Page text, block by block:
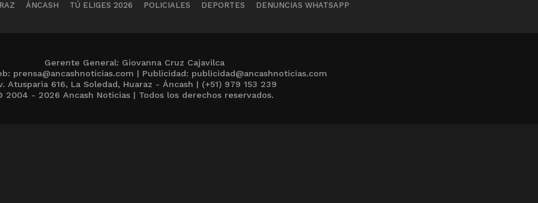
ÁNCASH TÚ ELIGES 2026 POLICIALES DEPORTES DENUNCIAS WHATSAPP
Gerente General: Giovanna Cruz Cajavilca
prensa@ancashnoticias.com | Publicidad: publicidad@ancashnoticias.com
Atusparia 616, La Soledad, Huaraz - Áncash | (+51) 979 153 239
2004 - 2026 Ancash Noticias | Todos los derechos reservados.